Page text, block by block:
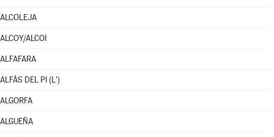
ALCOLEJA
ALCOY/ALCOI
ALFAFARA
ALFÀS DEL PI (L')
ALGORFA
ALGUEÑA